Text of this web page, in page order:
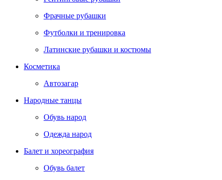
Фрачные рубашки
Футболки и тренировка
Латинские рубашки и костюмы
Косметика
Автозагар
Народные танцы
Обувь народ
Одежда народ
Балет и хореография
Обувь балет